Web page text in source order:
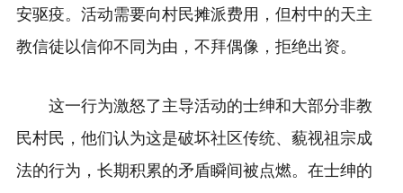
安驱疫。活动需要向村民摊派费用，但村中的天主
教信徒以信仰不同为由，不拜偶像，拒绝出资。
这一行为激怒了主导活动的士绅和大部分非教
民村民，他们认为这是破坏社区传统、藐视祖宗成
法的行为，长期积累的矛盾瞬间被点燃。在士绅的